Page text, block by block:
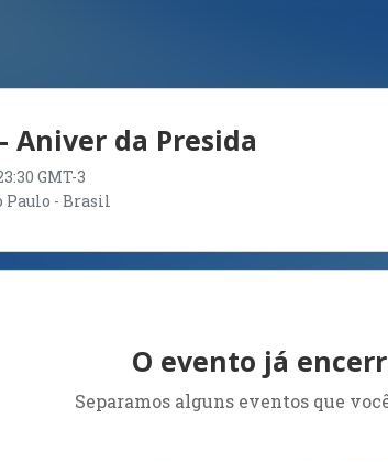
Aniver da Presida
GMT-3
Paulo - Brasil
O evento já
Separamos alguns eventos que